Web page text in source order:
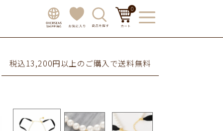
0
税込13,200円以上のご購入で送料無料